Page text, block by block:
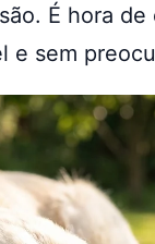
É hora
e sem